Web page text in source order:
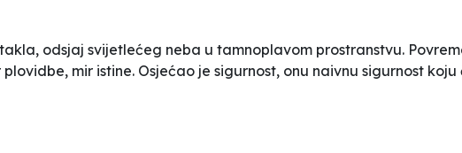
odsjaj svijetlećeg neba u tamnoplavom prostranstvu.
mir istine. Osjećao je sigurnost, onu naivnu sigurnost